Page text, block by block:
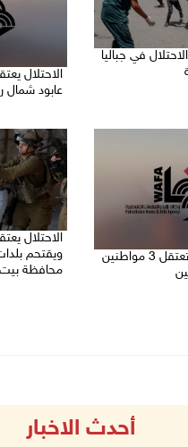
في جباليا
الاحتلال
عابود شمال
قوات الاحتلال تعتقل 3 مواطنين
ويقتحم
محافظة
أحدث الاخبار